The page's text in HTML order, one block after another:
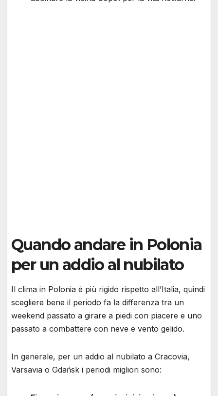
Quando andare in Polonia
per un addio al nubilato
Il clima in Polonia è più rigido rispetto all’Italia, quindi
scegliere bene il periodo fa la differenza tra un
weekend passato a girare a piedi con piacere e uno
passato a combattere con neve e vento gelido.
In generale, per un addio al nubilato a Cracovia,
Varsavia o Gdańsk i periodi migliori sono: